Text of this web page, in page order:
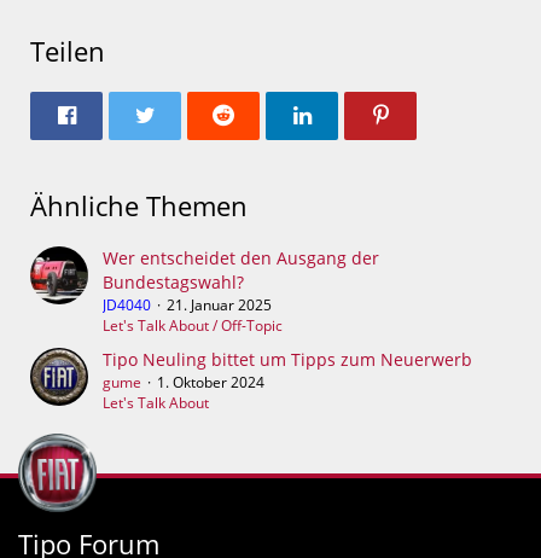
Teilen
Ähnliche Themen
Wer entscheidet den Ausgang der
Bundestagswahl?
JD4040
21. Januar 2025
Let's Talk About / Off-Topic
Tipo Neuling bittet um Tipps zum Neuerwerb
gume
1. Oktober 2024
Let's Talk About
Tipo Forum